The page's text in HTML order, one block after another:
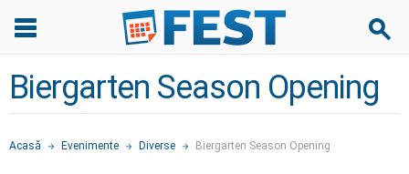
Biergarten Season Opening
Acasă Evenimente Diverse Biergarten Season Opening